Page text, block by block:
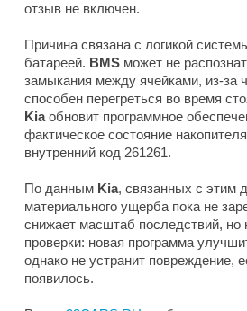
отзыв не включен.
Причина связана с логикой
батареей. BMS может не
замыкания между ячейками, из-за
способен перегреться во время
Kiaобновит программное
фактическое состояние
внутренний код 261261.
По данным Kia, связанных с этим
материального ущерба пока не
снижает масштаб последствий, но
проверки: новая программа
однако не устранит повреждение,
появилось.